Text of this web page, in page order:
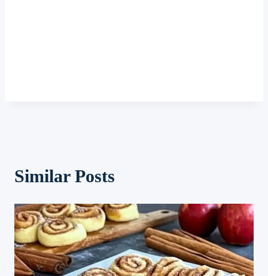
Similar Posts